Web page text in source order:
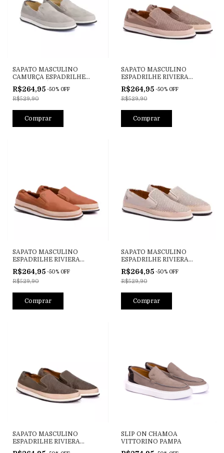
SAPATO MASCULINO
CAMURÇA ESPADRILHE
RIVIERA HÉLIOS CIMENTO
R$264,95 -50% OFF
R$529,90
Comprar
SAPATO MASCULINO
ESPADRILHE RIVIERA
HÉLIOS LASER CASCALHO
R$264,95 -50% OFF
R$529,90
Comprar
SAPATO MASCULINO
ESPADRILHE RIVIERA
HÉLIOS HAVANA
R$264,95 -50% OFF
R$529,90
Comprar
SAPATO MASCULINO
ESPADRILHE RIVIERA
HÉLIOS LASER OFF WHITE
R$264,95 -50% OFF
R$529,90
Comprar
SAPATO MASCULINO
ESPADRILHE RIVIERA
HÉLIOS LASER OLIVA
SLIP ON CHAMOA
VITTORINO PAMPA